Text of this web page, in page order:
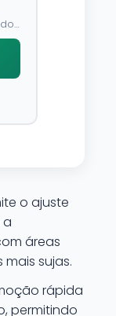
o ajuste
áreas
sujas.
rápida
permitindo